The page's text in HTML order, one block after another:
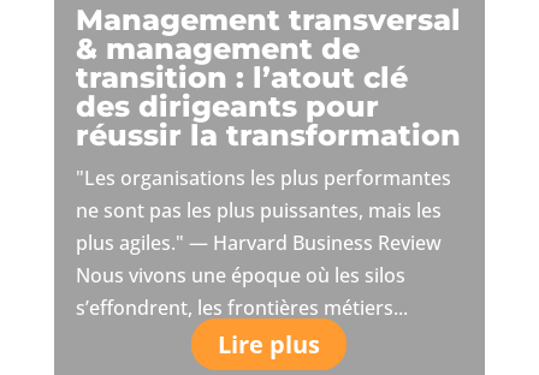
Management transversal
& management de
transition : l’atout clé
des dirigeants pour
réussir la transformation
"Les organisations les plus performantes
ne sont pas les plus puissantes, mais les
plus agiles." — Harvard Business Review
Nous vivons une époque où les silos
s’effondrent, les frontières métiers...
Lire plus